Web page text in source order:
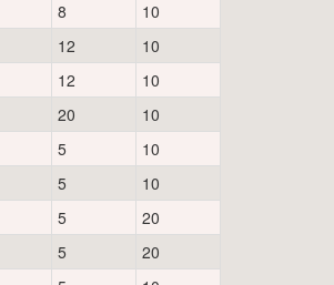
8
10
12
10
12
10
20
10
5
10
5
10
5
20
5
20